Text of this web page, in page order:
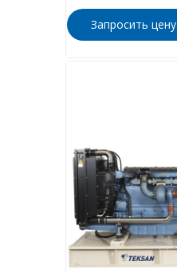
Запросить цену